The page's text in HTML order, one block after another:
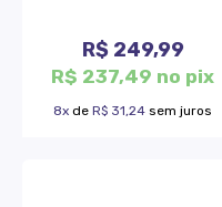
R$ 249,99
R$ 237,49 no pix
8x de R$ 31,24 sem juros